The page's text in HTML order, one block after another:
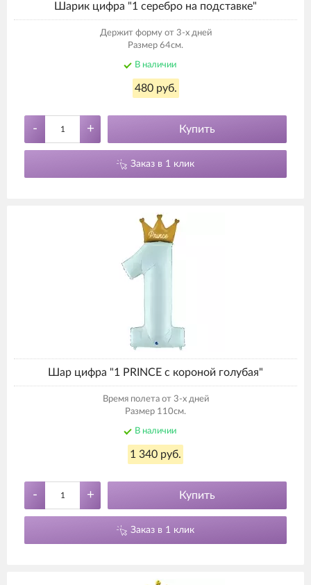
Шарик цифра "1 серебро на подставке"
Держит форму от 3-х дней
Размер 64см.
В наличии
480 руб.
- + Купить
Заказ в 1 клик
Шар цифра "1 PRINCE с короной голубая"
Время полета от 3-х дней
Размер 110см.
В наличии
1 340 руб.
- + Купить
Заказ в 1 клик